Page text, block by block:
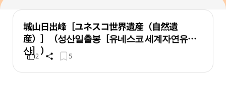
城山日出峰［ユネスコ世界遺産（自然遺
産）］（성산일출봉［유네스코 세계자연유
산］）
2 5